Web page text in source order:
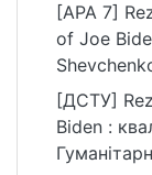
[APA 7]
of Joe
https://
[ДСТУ]
Biden :